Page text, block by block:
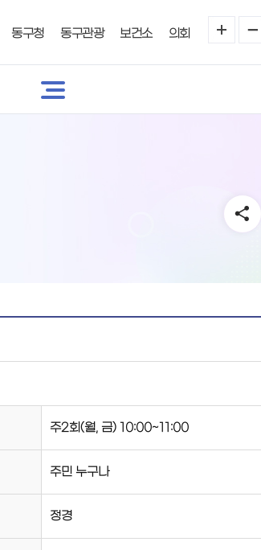
동구청 동구관광 보건소 의회
주2회(월, 금) 10:00~11:00
주민 누구나
정경